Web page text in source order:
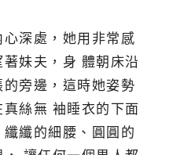
深處，她用非常感
妹夫，身 體朝床沿
旁邊，這時她姿勢
絲無 袖睡衣的下面
纖的細腰、圓圓的